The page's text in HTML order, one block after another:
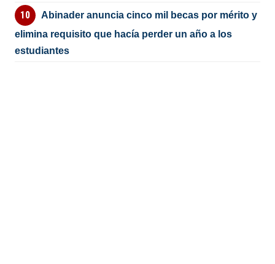
Abinader anuncia cinco mil becas por mérito y
elimina requisito que hacía perder un año a los
estudiantes